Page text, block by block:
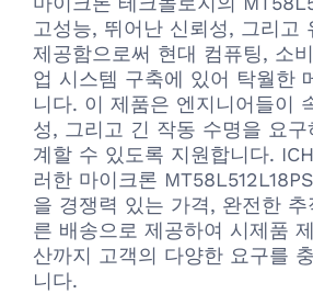
고성능, 뛰어난 신뢰성, 그리고
제공함으로써 현대 컴퓨팅, 소
업 시스템 구축에 있어 탁월한
니다. 이 제품은 엔지니어들이
성, 그리고 긴 작동 수명을 요구
계할 수 있도록 지원합니다.
러한 마이크론
을 경쟁력 있는 가격, 완전한
른 배송으로 제공하여 시제품
산까지 고객의 다양한 요구를
니다.